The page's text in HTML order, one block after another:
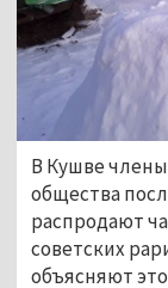
В Кушве члены
общества
распродают
советских
объясняют